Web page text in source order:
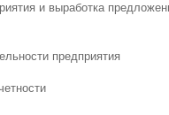
и выработка
предприятия